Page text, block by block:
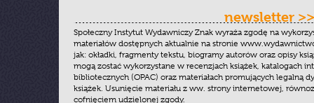
newsletter >>
Społeczny Instytut Wydawniczy Znak wyraża zgodę na
materiałów dostępnych aktualnie na stronie
jak: okładki, fragmenty tekstu, biogramy autorów oraz opisy
mogą zostać wykorzystane w recenzjach książek, katalogach
bibliotecznych (OPAC) oraz materiałach promujących legalną
książek. Usunięcie materiału z ww. strony internetowej,
cofnięciem udzielonej zgody.